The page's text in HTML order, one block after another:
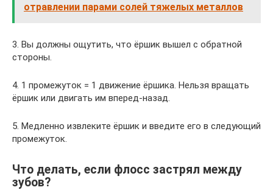
отравлении парами солей тяжелых металлов
3. Вы должны ощутить, что ёршик вышел с обратной
стороны.
4. 1 промежуток = 1 движение ёршика. Нельзя вращать
ёршик или двигать им вперед-назад.
5. Медленно извлеките ёршик и введите его в следующий
промежуток.
Что делать, если флосс застрял между
зубов?